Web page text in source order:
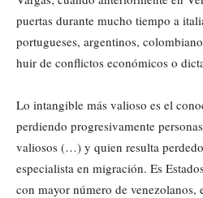
puertas durante mucho tiempo a
portugueses, argentinos,
huir de conflictos económicos o
Lo intangible más valioso es el
perdiendo progresivamente
valiosos (…) y quien resulta
especialista en migración. Es
con mayor número de